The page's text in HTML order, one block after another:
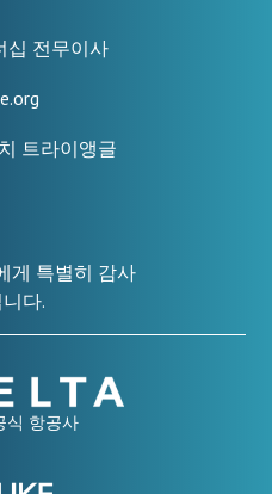
십 전무이사
트라이앵글
게 특별히 감사
다.
식 항공사